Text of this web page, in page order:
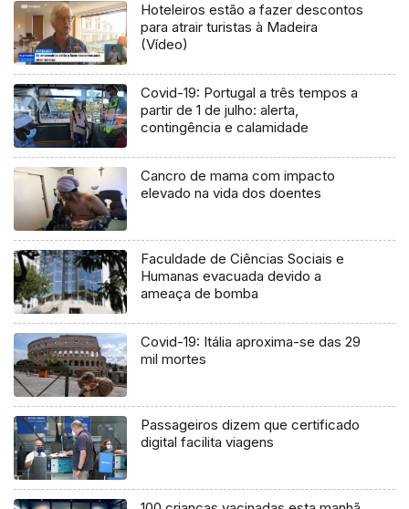
Hoteleiros estão a fazer descontos
para atrair turistas à Madeira
(Vídeo)
Covid-19: Portugal a três tempos a
partir de 1 de julho: alerta,
contingência e calamidade
Cancro de mama com impacto
elevado na vida dos doentes
Faculdade de Ciências Sociais e
Humanas evacuada devido a
ameaça de bomba
Covid-19: Itália aproxima-se das 29
mil mortes
Passageiros dizem que certificado
digital facilita viagens